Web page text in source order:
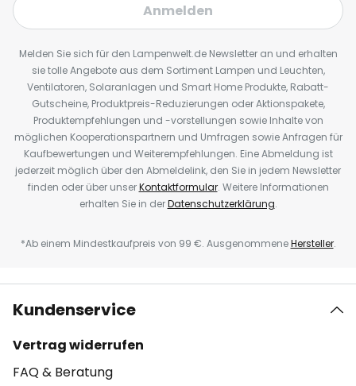
Anmelden
Melden Sie sich für den Lampenwelt.de Newsletter an und erhalten
sie tolle Angebote aus dem Sortiment Lampen und Leuchten,
Ventilatoren, Solaranlagen und Smart Home Produkte, Rabatt-
Gutscheine, Produktpreis-Reduzierungen oder Aktionspakete,
Produktempfehlungen und -vorstellungen sowie Inhalte von
möglichen Kooperationspartnern und Umfragen sowie Anfragen für
Kaufbewertungen und Weiterempfehlungen. Eine Abmeldung ist
jederzeit möglich über den Abmeldelink, den Sie in jedem Newsletter
finden oder über unserKontaktformular. Weitere Informationen
erhalten Sie in derDatenschutzerklärung.
*Ab einem Mindestkaufpreis von 99 €. AusgenommeneHersteller.
Kundenservice
Vertrag widerrufen
FAQ & Beratung